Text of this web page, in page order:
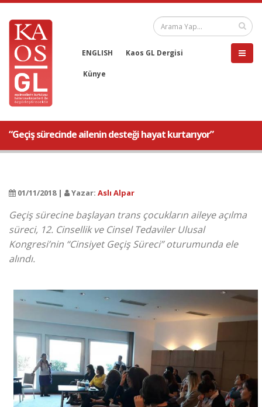
ENGLISH Kaos GL Dergisi
Künye
“Geçiş sürecinde ailenin desteği hayat kurtarıyor”
01/11/2018 | Yazar: Aslı Alpar
Geçiş sürecine başlayan trans çocukların aileye açılma
süreci, 12. Cinsellik ve Cinsel Tedaviler Ulusal
Kongresi’nin “Cinsiyet Geçiş Süreci” oturumunda ele
alındı.